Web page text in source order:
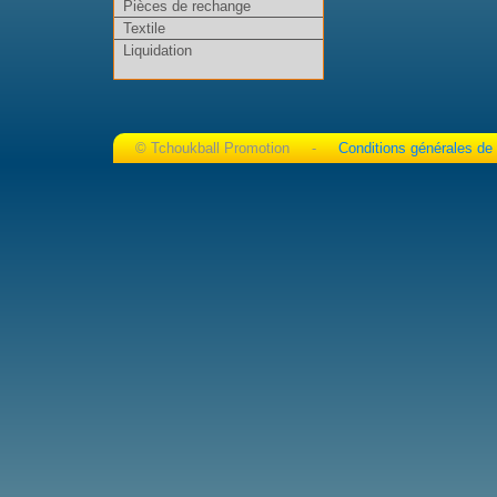
Pièces de rechange
Textile
Liquidation
© Tchoukball Promotion - Conditions générales de